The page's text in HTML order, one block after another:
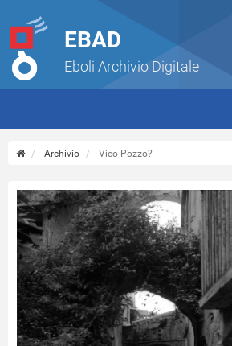
EBAD
Eboli Archivio Digitale
Archivio Vico Pozzo?